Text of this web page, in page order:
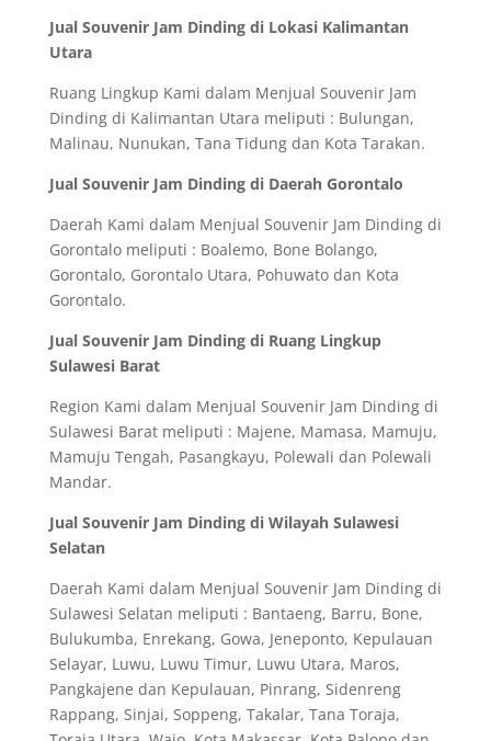
Jual Souvenir Jam Dinding di Lokasi Kalimantan
Utara
Ruang Lingkup Kami dalam Menjual Souvenir Jam
Dinding di Kalimantan Utara meliputi : Bulungan,
Malinau, Nunukan, Tana Tidung dan Kota Tarakan.
Jual Souvenir Jam Dinding di Daerah Gorontalo
Daerah Kami dalam Menjual Souvenir Jam Dinding di
Gorontalo meliputi : Boalemo, Bone Bolango,
Gorontalo, Gorontalo Utara, Pohuwato dan Kota
Gorontalo.
Jual Souvenir Jam Dinding di Ruang Lingkup
Sulawesi Barat
Region Kami dalam Menjual Souvenir Jam Dinding di
Sulawesi Barat meliputi : Majene, Mamasa, Mamuju,
Mamuju Tengah, Pasangkayu, Polewali dan Polewali
Mandar.
Jual Souvenir Jam Dinding di Wilayah Sulawesi
Selatan
Daerah Kami dalam Menjual Souvenir Jam Dinding di
Sulawesi Selatan meliputi : Bantaeng, Barru, Bone,
Bulukumba, Enrekang, Gowa, Jeneponto, Kepulauan
Selayar, Luwu, Luwu Timur, Luwu Utara, Maros,
Pangkajene dan Kepulauan, Pinrang, Sidenreng
Rappang, Sinjai, Soppeng, Takalar, Tana Toraja,